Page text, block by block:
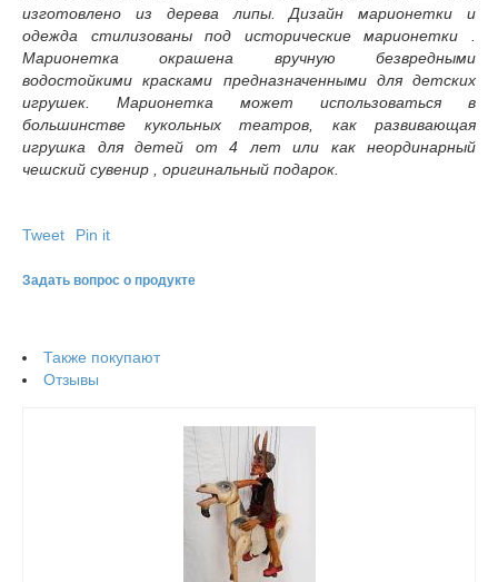
изготовлено из дерева липы. Дизайн марионетки и
одежда стилизованы под исторические марионетки .
Марионетка окрашена вручную безвредными
водостойкими красками предназначенными для детских
игрушек. Марионетка может использоваться в
большинстве кукольных театров, как развивающая
игрушка для детей от 4 лет или как неординарный
чешский сувенир , оригинальный подарок.
Tweet Pin it
Задать вопрос о продукте
Также покупают
Отзывы